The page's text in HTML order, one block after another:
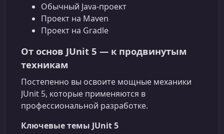
Обычный Java‑проект
Проект на Maven
Проект на Gradle
От основ JUnit 5 — к продвинутым
техникам
Постепенно вы освоите мощные механики
JUnit 5, которые применяются в
профессиональной разработке.
Ключевые темы JUnit 5